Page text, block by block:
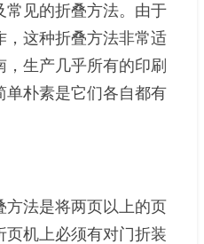
常见的折叠方法。由于
，这种折叠方法非常适
生产几乎所有的印刷
单朴素是它们各自都有
方法是将两页以上的页
机上必须有对门折装